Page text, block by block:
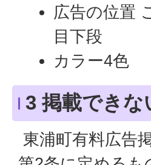
広告の位置
目下段
カラー4色
3 掲載できな
東浦町有料広告